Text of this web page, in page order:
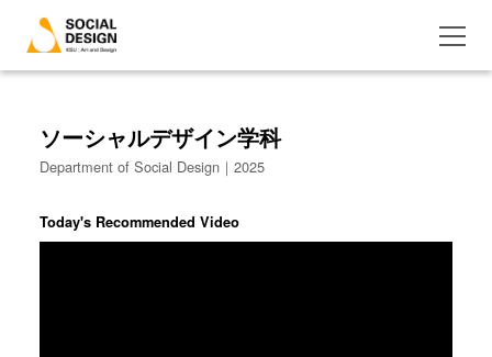
ソーシャルデザイン学科
Department of Social Design｜2025
Today's Recommended Video